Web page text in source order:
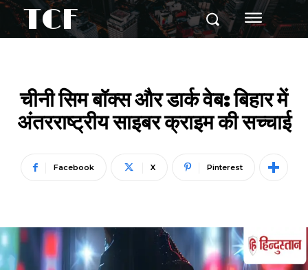
TCF
चीनी सिम बॉक्स और डार्क वेब: बिहार में
अंतरराष्ट्रीय साइबर क्राइम की सच्चाई
Facebook X Pinterest